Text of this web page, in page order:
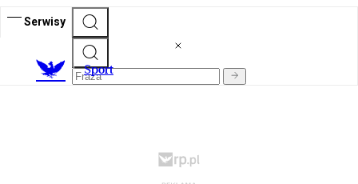
Serwisy
Sport